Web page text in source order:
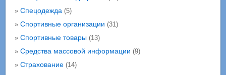
» Спецодежда(5)
» Спортивные организации (31)
» Спортивные товары(13)
» Средства массовой информации (9)
» Страхование(14)